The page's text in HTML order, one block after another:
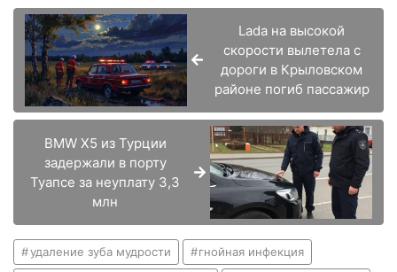
Lada на высокой
скорости вылетела с
дороги в Крыловском
районе погиб пассажир
BMW X5 из Турции
задержали в порту
Туапсе за неуплату 3,3
млн
удаление зуба мудрости гнойная инфекция